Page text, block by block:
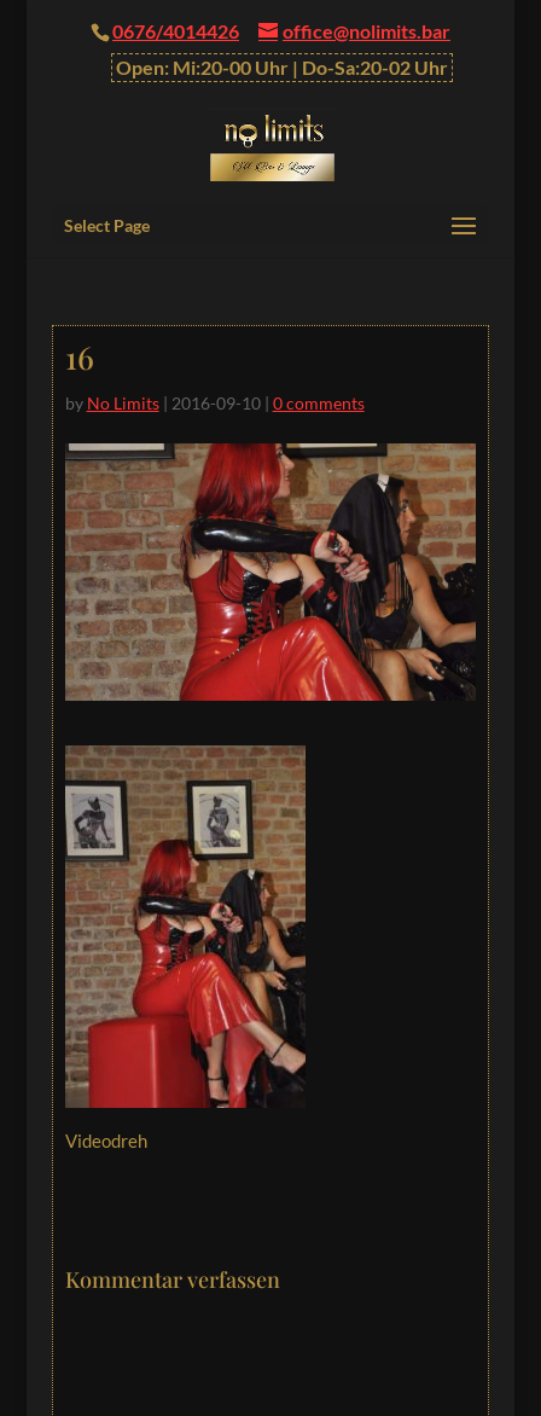
0676/4014426
office@nolimits.bar
Open: Mi:20-00 Uhr | Do-Sa:20-02 Uhr
Select Page
16
by No Limits| 2016-09-10| 0 comments
Videodreh
Kommentar verfassen